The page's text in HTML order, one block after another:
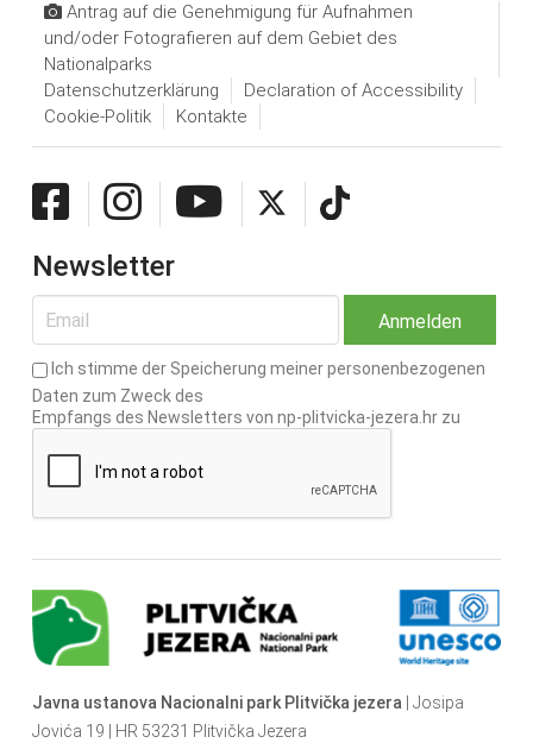
Antrag auf die Genehmigung für Aufnahmen
und/oder Fotografieren auf dem Gebiet des
Nationalparks
Datenschutzerklärung
Declaration of Accessibility
Cookie-Politik
Kontakte
Newsletter
Ich stimme der Speicherung meiner personenbezogenen
Daten zum Zweck des
Empfangs des Newsletters von np-plitvicka-jezera.hr zu
Javna ustanova Nacionalni park Plitvička jezera | Josipa
Jovića 19 | HR 53231 Plitvička Jezera